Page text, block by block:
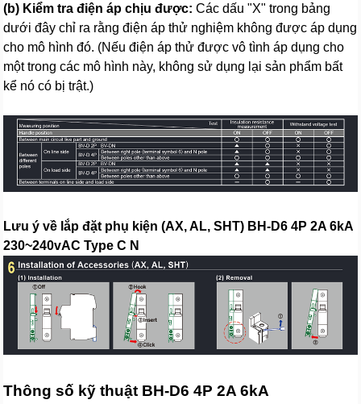
(b) Kiểm tra điện áp chịu được: Các dấu "X" trong bảng
dưới đây chỉ ra rằng điện áp thử nghiệm không được áp dụng
cho mô hình đó. (Nếu điện áp thử được vô tình áp dụng cho
một trong các mô hình này, không sử dụng lại sản phẩm bất
kể nó có bị trật.)
Lưu ý về lắp đặt phụ kiện (AX, AL, SHT) BH-D6 4P 2A 6kA
230~240vAC Type C N
Thông số kỹ thuật BH-D6 4P 2A 6kA